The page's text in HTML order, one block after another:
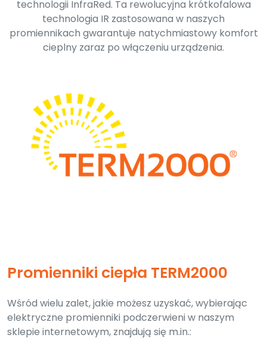
technologii InfraRed. Ta rewolucyjna krótkofalowa
technologia IR zastosowana w naszych
promiennikach gwarantuje natychmiastowy komfort
cieplny zaraz po włączeniu urządzenia.
Promienniki ciepła TERM2000
Wśród wielu zalet, jakie możesz uzyskać, wybierając
elektryczne promienniki podczerwieni w naszym
sklepie internetowym, znajdują się m.in.: